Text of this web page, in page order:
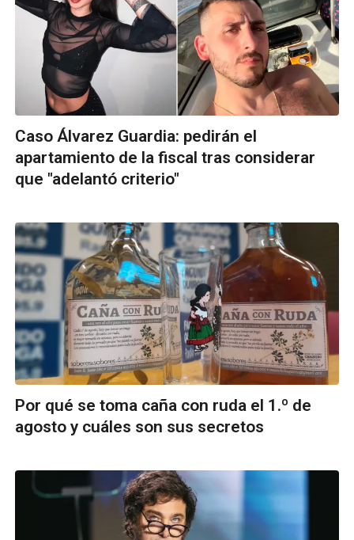
Caso Álvarez Guardia: pedirán el
apartamiento de la fiscal tras considerar
que "adelantó criterio"
Por qué se toma caña con ruda el 1.º de
agosto y cuáles son sus secretos